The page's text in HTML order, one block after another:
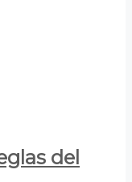
del